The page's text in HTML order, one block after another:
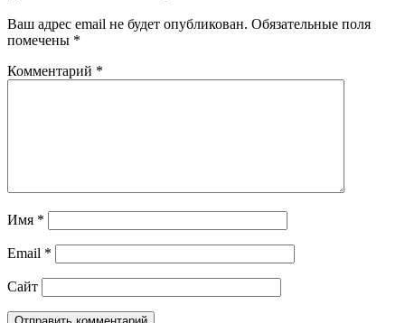
Ваш адрес email не будет опубликован. Обязательные поля
помечены *
Комментарий *
Имя *
Email *
Сайт